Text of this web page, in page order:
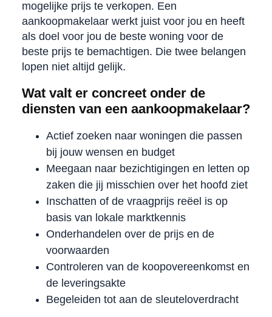
mogelijke prijs te verkopen. Een
aankoopmakelaar werkt juist voor jou en heeft
als doel voor jou de beste woning voor de
beste prijs te bemachtigen. Die twee belangen
lopen niet altijd gelijk.
Wat valt er concreet onder de
diensten van een aankoopmakelaar?
Actief zoeken naar woningen die passen
bij jouw wensen en budget
Meegaan naar bezichtigingen en letten op
zaken die jij misschien over het hoofd ziet
Inschatten of de vraagprijs reëel is op
basis van lokale marktkennis
Onderhandelen over de prijs en de
voorwaarden
Controleren van de koopovereenkomst en
de leveringsakte
Begeleiden tot aan de sleuteloverdracht